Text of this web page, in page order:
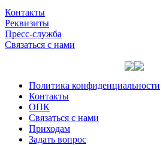
Контакты
Реквизиты
Пресс-служба
Связаться с нами
Политика конфиденциальности
Контакты
ОПК
Связаться с нами
Приходам
Задать вопрос